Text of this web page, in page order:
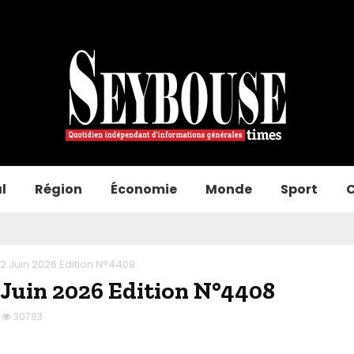
Région Économie Monde Sport
Juin 2026 Edition N°4408
2026 Edition N°4408
30783